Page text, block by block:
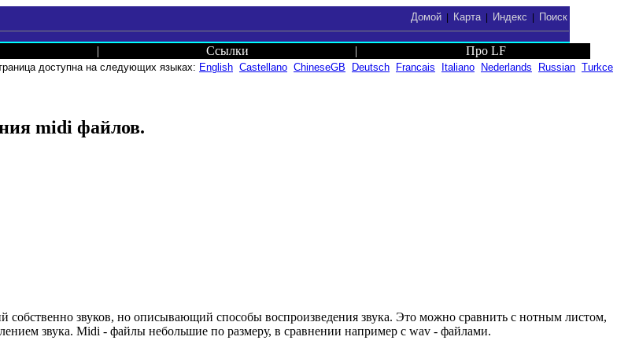
Домой| Карта| Индекс Поиск
| Ссылки | Про LF
доступна на следующих языках: English Castellano ChineseGB Deutsch Francais Italiano Nederlands Russian Turkce
midi файлов.
звуков, но описывающий способы воспроизведения звука. Это можно сравнить с нотным листом,
звука. Midi - файлы небольшие по размеру, в сравнении например с wav - файлами.